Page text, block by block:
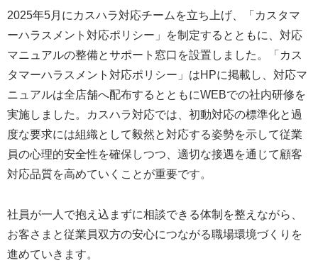
2025年5月にカスハラ対応チームを立ち上げ、「カスタマ
ーハラスメント対応ポリシー」を制定するとともに、対応
マニュアルの整備とサポート窓口を設置しました。「カス
タマーハラスメント対応ポリシー」はHPに掲載し、対応マ
ニュアルは全店舗へ配布するとともにWEBでの社内研修を
実施しました。カスハラ対応では、初動対応の標準化と過
度な要求には組織として毅然と対応する姿勢を示して従業
員の心理的安全性を確保しつつ、適切な接遇を通じて顧客
対応品質を高めていくことが重要です。
社員が一人で抱え込まずに相談できる体制を整えながら、
お客さまと従業員双方の安心につながる職場環境づくりを
進めていきます。